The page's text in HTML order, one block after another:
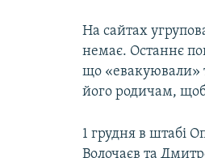
На сайтах
немає. Останнє
що «евакуювали»
його родичам,
1 грудня в штабі
Волочаєв та